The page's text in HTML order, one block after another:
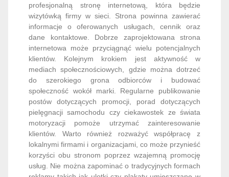
profesjonalną stronę internetową, która będzie
wizytówką firmy w sieci. Strona powinna zawierać
informacje o oferowanych usługach, cennik oraz
dane kontaktowe. Dobrze zaprojektowana strona
internetowa może przyciągnąć wielu potencjalnych
klientów. Kolejnym krokiem jest aktywność w
mediach społecznościowych, gdzie można dotrzeć
do szerokiego grona odbiorców i budować
społeczność wokół marki. Regularne publikowanie
postów dotyczących promocji, porad dotyczących
pielęgnacji samochodu czy ciekawostek ze świata
motoryzacji pomoże utrzymać zainteresowanie
klientów. Warto również rozważyć współpracę z
lokalnymi firmami i organizacjami, co może przynieść
korzyści obu stronom poprzez wzajemną promocję
usług. Nie można zapominać o tradycyjnych formach